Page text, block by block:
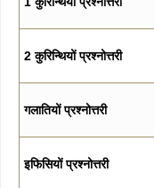
2 कुरिन्थियों प्रश्नोत्तरी
गलातियों प्रश्नोत्तरी
इफिसियों प्रश्नोत्तरी